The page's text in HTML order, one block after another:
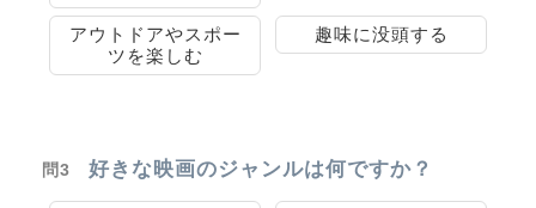
アウトドアやスポー
ツを楽しむ
趣味に没頭する
問3 好きな映画のジャンルは何ですか？